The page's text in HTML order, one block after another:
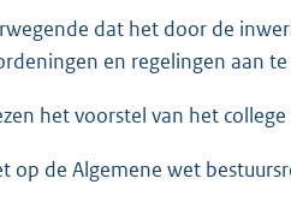
dat het door de
en regelingen aan
het voorstel van het
op de Algemene wet